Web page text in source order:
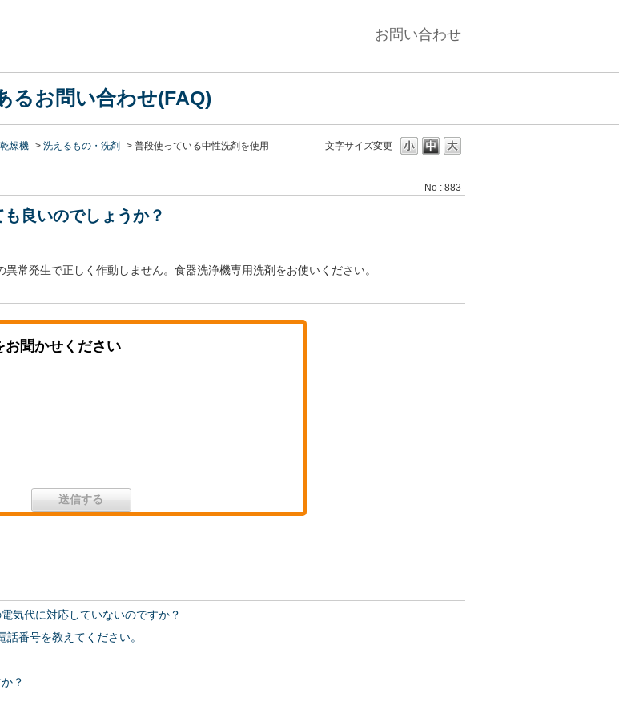
お問い合わせ
るお問い合わせ(FAQ)
文字サイズ変更
燥機 > 洗えるもの・洗剤 > 普段使っている中性洗剤を使用
No : 883
良いのでしょうか？
常発生で正しく作動しません。食器洗浄機専用洗剤をお使いください。
お聞かせください
気代に対応していないのですか？
番号を教えてください。
？